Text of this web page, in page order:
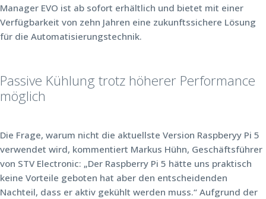
Manager EVO ist ab sofort erhältlich und bietet mit einer
Verfügbarkeit von zehn Jahren eine zukunftssichere Lösung
für die Automatisierungstechnik.
Passive Kühlung trotz höherer Performance
möglich
Die Frage, warum nicht die aktuellste Version Raspberyy Pi 5
verwendet wird, kommentiert Markus Hühn, Geschäftsführer
von STV Electronic: „Der Raspberry Pi 5 hätte uns praktisch
keine Vorteile geboten hat aber den entscheidenden
Nachteil, dass er aktiv gekühlt werden muss.“ Aufgrund der